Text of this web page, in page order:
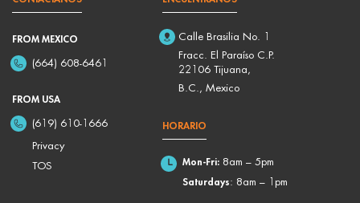
FROM MEXICO
(664) 608-6461
FROM USA
(619) 610-1666
Privacy
TOS
Calle Brasilia No. 1
Fracc. El Paraíso C.P.
22106 Tijuana,
B.C., Mexico
HORARIO
Mon-Fri:8am – 5pm
Saturdays: 8am – 1pm